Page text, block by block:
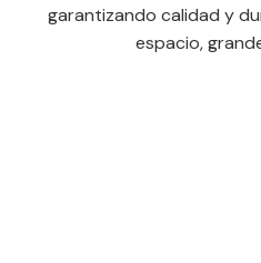
garantizando calidad y
espacio,